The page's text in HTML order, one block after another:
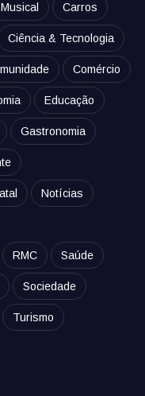
Carros
Ciência & Tecnologia
Comércio
Educação
Gastronomia
Notícias
RMC Saúde
Sociedade
Turismo